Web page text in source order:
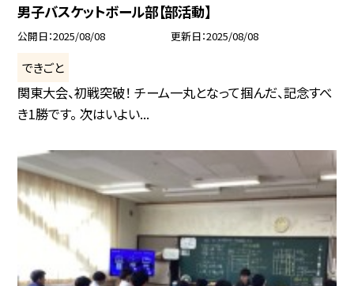
男子バスケットボール部【部活動】
公開日 2025/08/08 更新日 2025/08/08
できごと
関東大会、初戦突破！ チーム一丸となって掴んだ、記念すべ
き1勝です。 次はいよい...